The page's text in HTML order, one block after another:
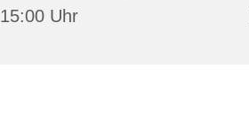
15:00 Uhr